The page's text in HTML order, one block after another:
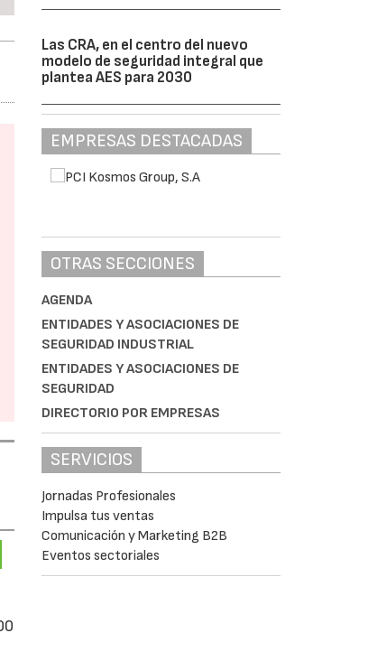
Las CRA, en el centro del nuevo
modelo de seguridad integral que
plantea AES para 2030
EMPRESAS DESTACADAS
OTRAS SECCIONES
AGENDA
ENTIDADES Y ASOCIACIONES DE
SEGURIDAD INDUSTRIAL
ENTIDADES Y ASOCIACIONES DE
SEGURIDAD
DIRECTORIO POR EMPRESAS
SERVICIOS
Jornadas Profesionales
Impulsa tus ventas
Comunicación y Marketing B2B
Eventos sectoriales